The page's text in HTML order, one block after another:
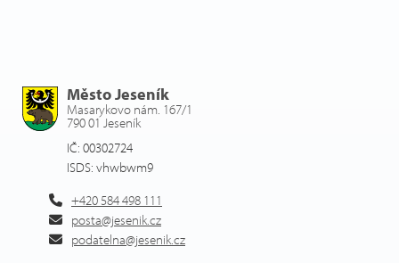
Město Jeseník
Masarykovo nám. 167/1
790 01 Jeseník
IČ: 00302724
ISDS: vhwbwm9
+420 584 498 111
posta@jesenik.cz
podatelna@jesenik.cz